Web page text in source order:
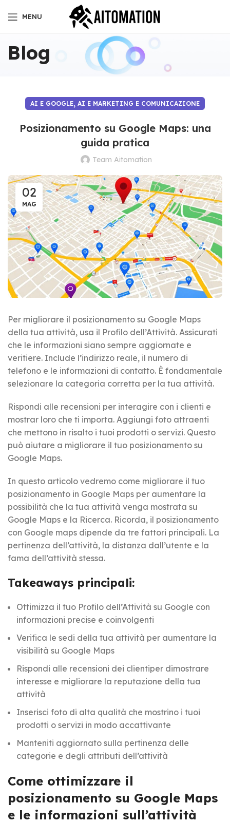
MENU
Blog
AI E GOOGLE, AI E MARKETING E COMUNICAZIONE
Posizionamento su Google Maps: una
guida pratica
Team Aitomation
02
MAG
Per migliorare il posizionamento su Google Maps
della tua attività, usa il Profilo dell’Attività. Assicurati
che le informazioni siano sempre aggiornate e
veritiere. Include l’indirizzo reale, il numero di
telefono e le informazioni di contatto. È fondamentale
selezionare la categoria corretta per la tua attività.
Rispondi alle recensioni per interagire con i clienti e
mostrar loro che ti importa. Aggiungi foto attraenti
che mettono in risalto i tuoi prodotti o servizi. Questo
può aiutare a migliorare il tuo posizionamento su
Google Maps.
In questo articolo vedremo come migliorare il tuo
posizionamento in Google Maps per aumentare la
possibilità che la tua attività venga mostrata su
Google Maps e la Ricerca. Ricorda, il posizionamento
con Google maps dipende da tre fattori principali. La
pertinenza dell’attività, la distanza dall’utente e la
fama dell’attività stessa.
Takeaways principali:
Ottimizza il tuo Profilo dell’Attività su Google con
informazioni precise e coinvolgenti
Verifica le sedi della tua attività per aumentare la
visibilità su Google Maps
Rispondi alle recensioni dei clientiper dimostrare
interesse e migliorare la reputazione della tua
attività
Inserisci foto di alta qualità che mostrino i tuoi
prodotti o servizi in modo accattivante
Manteniti aggiornato sulla pertinenza delle
categorie e degli attributi dell’attività
Come ottimizzare il
posizionamento su Google Maps
e le informazioni sull’attività